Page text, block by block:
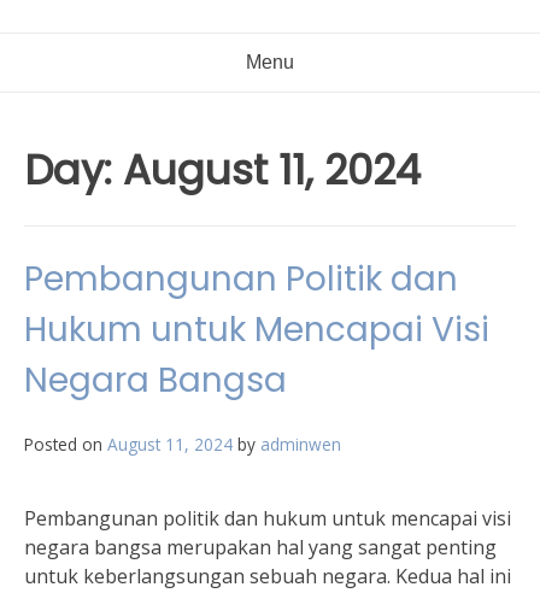
Menu
Day: August 11, 2024
Pembangunan Politik dan
Hukum untuk Mencapai Visi
Negara Bangsa
Posted on August 11, 2024 by adminwen
Pembangunan politik dan hukum untuk mencapai visi
negara bangsa merupakan hal yang sangat penting
untuk keberlangsungan sebuah negara. Kedua hal ini